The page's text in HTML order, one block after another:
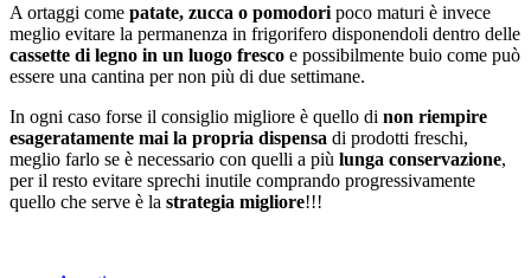
A ortaggi come patate, zucca o pomodori poco maturi è invece
meglio evitare la permanenza in frigorifero disponendoli dentro delle
cassette di legno in un luogo fresco e possibilmente buio come può
essere una cantina per non più di due settimane.
In ogni caso forse il consiglio migliore è quello di non riempire
esageratamente mai la propria dispensa di prodotti freschi,
meglio farlo se è necessario con quelli a più lunga conservazione,
per il resto evitare sprechi inutile comprando progressivamente
quello che serve è la strategia migliore!!!